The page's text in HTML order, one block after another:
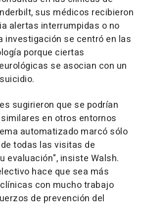
sus médicos recibieron
alertas interrumpidas o no
investigación se centró en las
porque ciertas
se asocian con un
sugirieron que se podrían
en otros entornos
automatizado marcó sólo
todas las visitas de
evaluación", insiste Walsh.
hace que sea más
con mucho trabajo
de prevención del